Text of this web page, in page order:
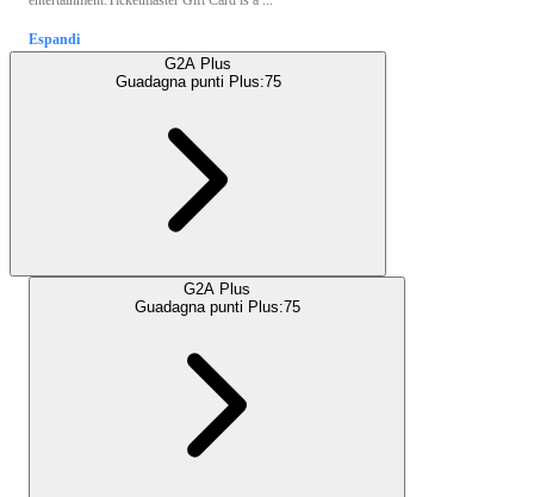
Espandi
G2A Plus
Guadagna punti Plus:75
G2A Plus
Guadagna punti Plus:75